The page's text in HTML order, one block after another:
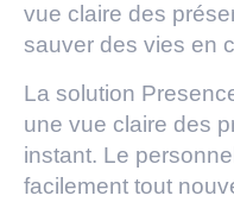
vue claire des
sauver des vies en
La solution
une vue claire des
instant. Le
facilement tout